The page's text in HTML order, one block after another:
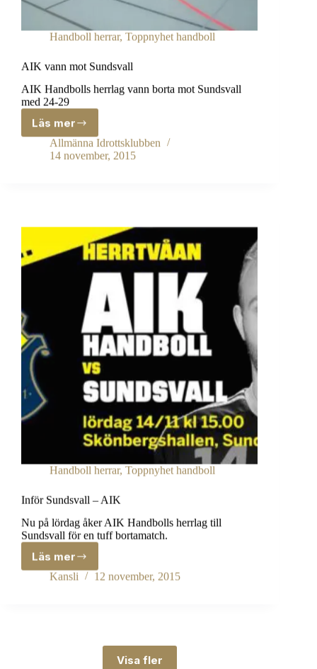
Handboll herrar, Toppnyhet handboll
AIK vann mot Sundsvall
AIK Handbolls herrlag vann borta mot Sundsvall
med 24-29
Läs mer
AIK
vann
mot
Allmänna Idrottsklubben
14 november, 2015
Handboll herrar, Toppnyhet handboll
Inför Sundsvall – AIK
Nu på lördag åker AIK Handbolls herrlag till
Sundsvall för en tuff bortamatch.
Läs mer
Inför
Sundsvall
Kansli 12 november, 2015
Visa fler